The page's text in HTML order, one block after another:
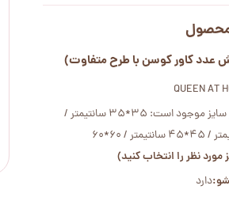
کاور کوسن با طرح متفاوت)
QUEEN AT
در چهار سایز موجود است: 35*35 سانتیمتر /
40*40 سانتیمتر / 45*45 سانتیمتر / 60*60
مورد نظر را انتخاب کنید)
دارد